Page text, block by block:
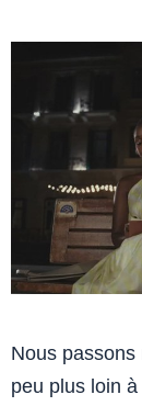
Nous
peu plus loin